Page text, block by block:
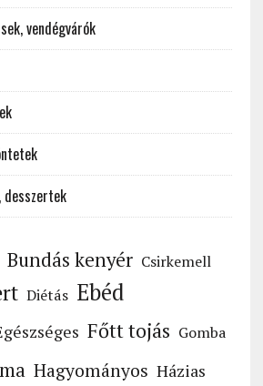
vendégvárók
desszertek
Bundás kenyér Csirkemell
Diétás Ebéd
Főtt tojás Gomba
Hagyományos Házias